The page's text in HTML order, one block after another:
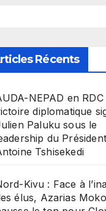
Récents
NEPAD en RDC
diplomatique
Paluku sous le
du
Tshisekedi
Kivu : Face à
élus, Azarias